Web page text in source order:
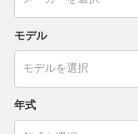
モデル
年式